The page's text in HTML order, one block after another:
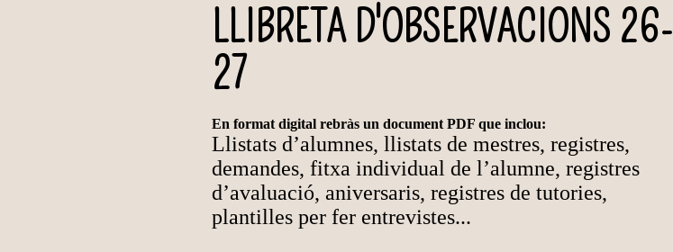
LLIBRETA D'OBSERVACIONS 26-
27
En format digital rebràs un document PDF que inclou:
Llistats d’alumnes, llistats de mestres, registres,
demandes, fitxa individual de l’alumne, registres
d’avaluació, aniversaris, registres de tutories,
plantilles per fer entrevistes...